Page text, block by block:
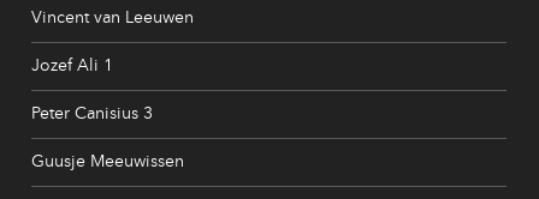
Vincent van Leeuwen
Jozef Ali 1
Peter Canisius 3
Guusje Meeuwissen